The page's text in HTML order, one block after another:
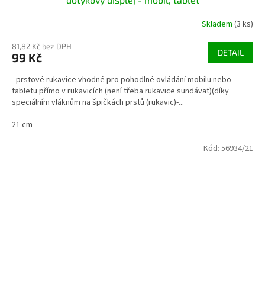
Skladem (3 ks)
81,82 Kč bez DPH
99 Kč DETAIL
- prstové rukavice vhodné pro pohodlné ovládání mobilu nebo
tabletu přímo v rukavicích (není třeba rukavice sundávat)(díky
speciálním vláknům na špičkách prstů (rukavic)-...
21 cm
Kód: 56934/21